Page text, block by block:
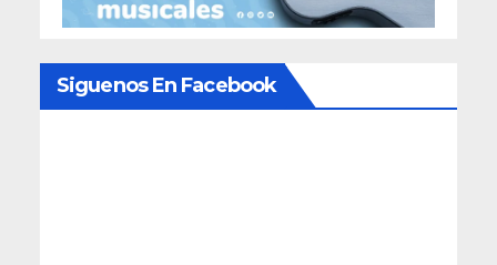
Siguenos En Facebook